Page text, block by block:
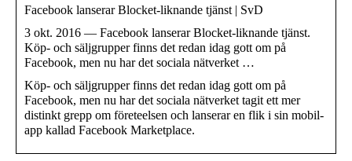
Facebook lanserar Blocket-liknande tjänst | SvD
3 okt. 2016 — Facebook lanserar Blocket-liknande tjänst.
Köp- och säljgrupper finns det redan idag gott om på
Facebook, men nu har det sociala nätverket …
Köp- och säljgrupper finns det redan idag gott om på
Facebook, men nu har det sociala nätverket tagit ett mer
distinkt grepp om företeelsen och lanserar en flik i sin mobil-
app kallad Facebook Marketplace.